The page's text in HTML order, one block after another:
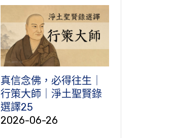
真信念佛，必得往生｜
行策大師｜淨土聖賢錄
選譯25
2026-06-26